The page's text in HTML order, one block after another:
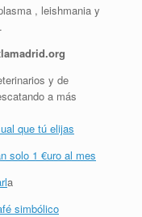
, leishmania y
y de
a más
que tú elijas
solo 1 €uro al mes
a
simbólico